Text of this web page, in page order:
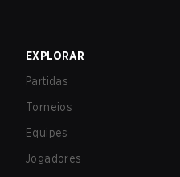
EXPLORAR
Partidas
Torneios
Equipes
Jogadores